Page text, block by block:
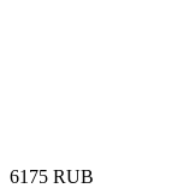
‍6175‍ RUB